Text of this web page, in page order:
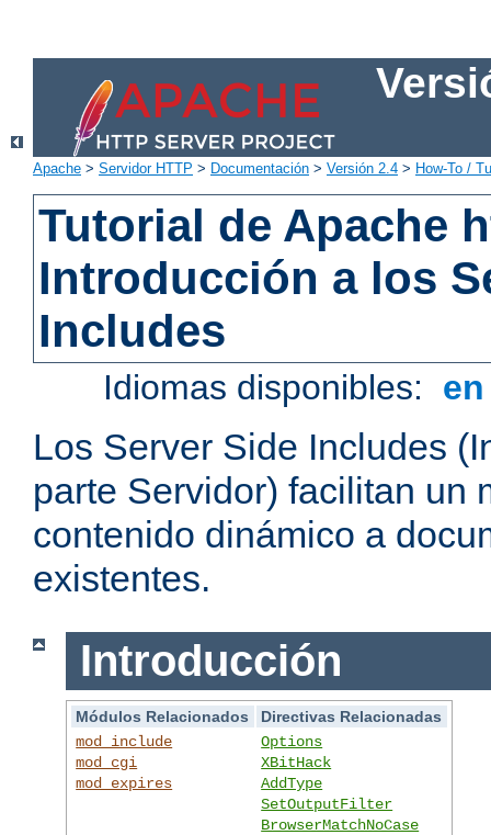
Apache > Servidor HTTP > Documentación > Versión 2.4 > How-To /
Tutorial de Apache
Introducción a los
Includes
Idiomas disponibles:
Los Server Side Includes
parte Servidor) facilitan un
contenido dinámico a
existentes.
Introducción
Módulos Relacionados
Directivas Relacionadas
mod_include
mod_cgi
mod_expires
Options
XBitHack
AddType
SetOutputFilter
BrowserMatchNoCase